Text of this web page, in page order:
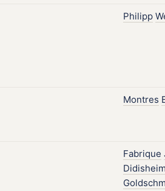
Philipp
Montres
Fabrique